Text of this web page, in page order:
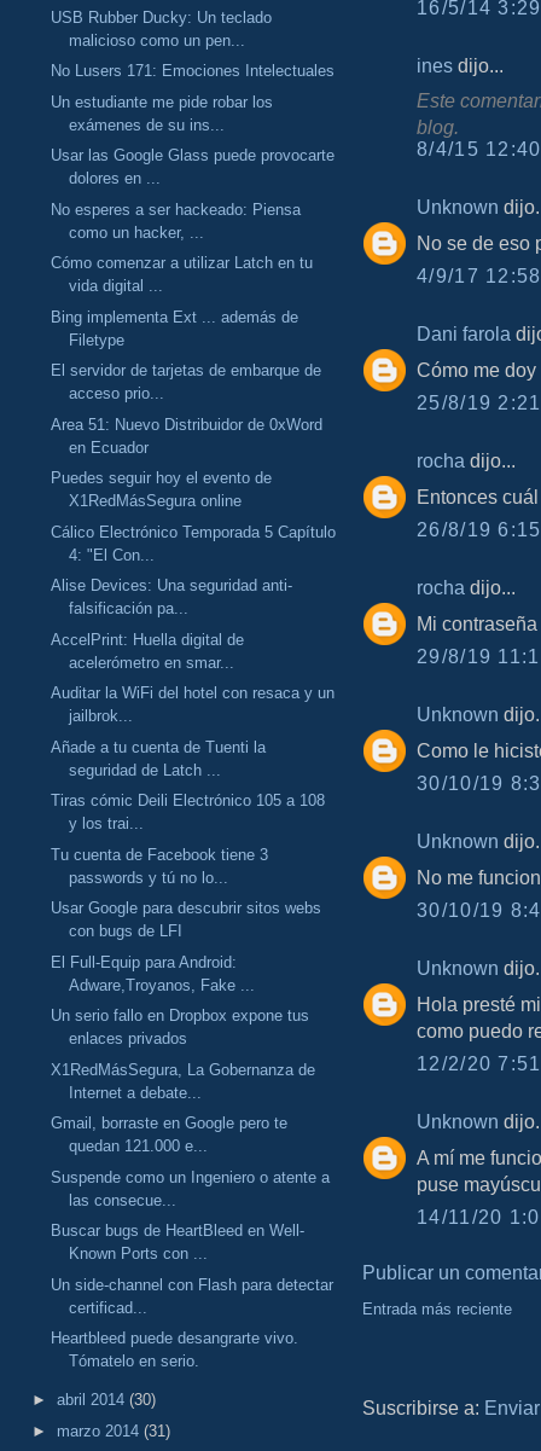
USB Rubber Ducky: Un teclado
malicioso como un pen...
No Lusers 171: Emociones Intelectuales
Un estudiante me pide robar los
exámenes de su ins...
Usar las Google Glass puede provocarte
dolores en ...
No esperes a ser hackeado: Piensa
como un hacker, ...
Cómo comenzar a utilizar Latch en tu
vida digital ...
Bing implementa Ext ... además de
Filetype
El servidor de tarjetas de embarque de
acceso prio...
Area 51: Nuevo Distribuidor de 0xWord
en Ecuador
Puedes seguir hoy el evento de
X1RedMásSegura online
Cálico Electrónico Temporada 5 Capítulo
4: "El Con...
Alise Devices: Una seguridad anti-
falsificación pa...
AccelPrint: Huella digital de
acelerómetro en smar...
Auditar la WiFi del hotel con resaca y un
jailbrok...
Añade a tu cuenta de Tuenti la
seguridad de Latch ...
Tiras cómic Deili Electrónico 105 a 108
y los trai...
Tu cuenta de Facebook tiene 3
passwords y tú no lo...
Usar Google para descubrir sitos webs
con bugs de LFI
El Full-Equip para Android:
Adware,Troyanos, Fake ...
Un serio fallo en Dropbox expone tus
enlaces privados
X1RedMásSegura, La Gobernanza de
Internet a debate...
Gmail, borraste en Google pero te
quedan 121.000 e...
Suspende como un Ingeniero o atente a
las consecue...
Buscar bugs de HeartBleed en Well-
Known Ports con ...
Un side-channel con Flash para detectar
certificad...
Heartbleed puede desangrarte vivo.
Tómatelo en serio.
► abril 2014 (30)
► marzo 2014 (31)
16/5/14
ines dijo...
Este
blog.
8/4/15
Unknown
No se de eso
4/9/17
Dani farola
Cómo me
25/8/19
rocha dijo...
Entonces
26/8/19
rocha dijo...
Mi
29/8/19
Unknown
Como le
30/10/19
Unknown
No me
30/10/19
Unknown
Hola presté
como puedo
12/2/20
Unknown
A mí me
puse
14/11/20
Publicar un
Entrada más reciente
Suscribirse a: